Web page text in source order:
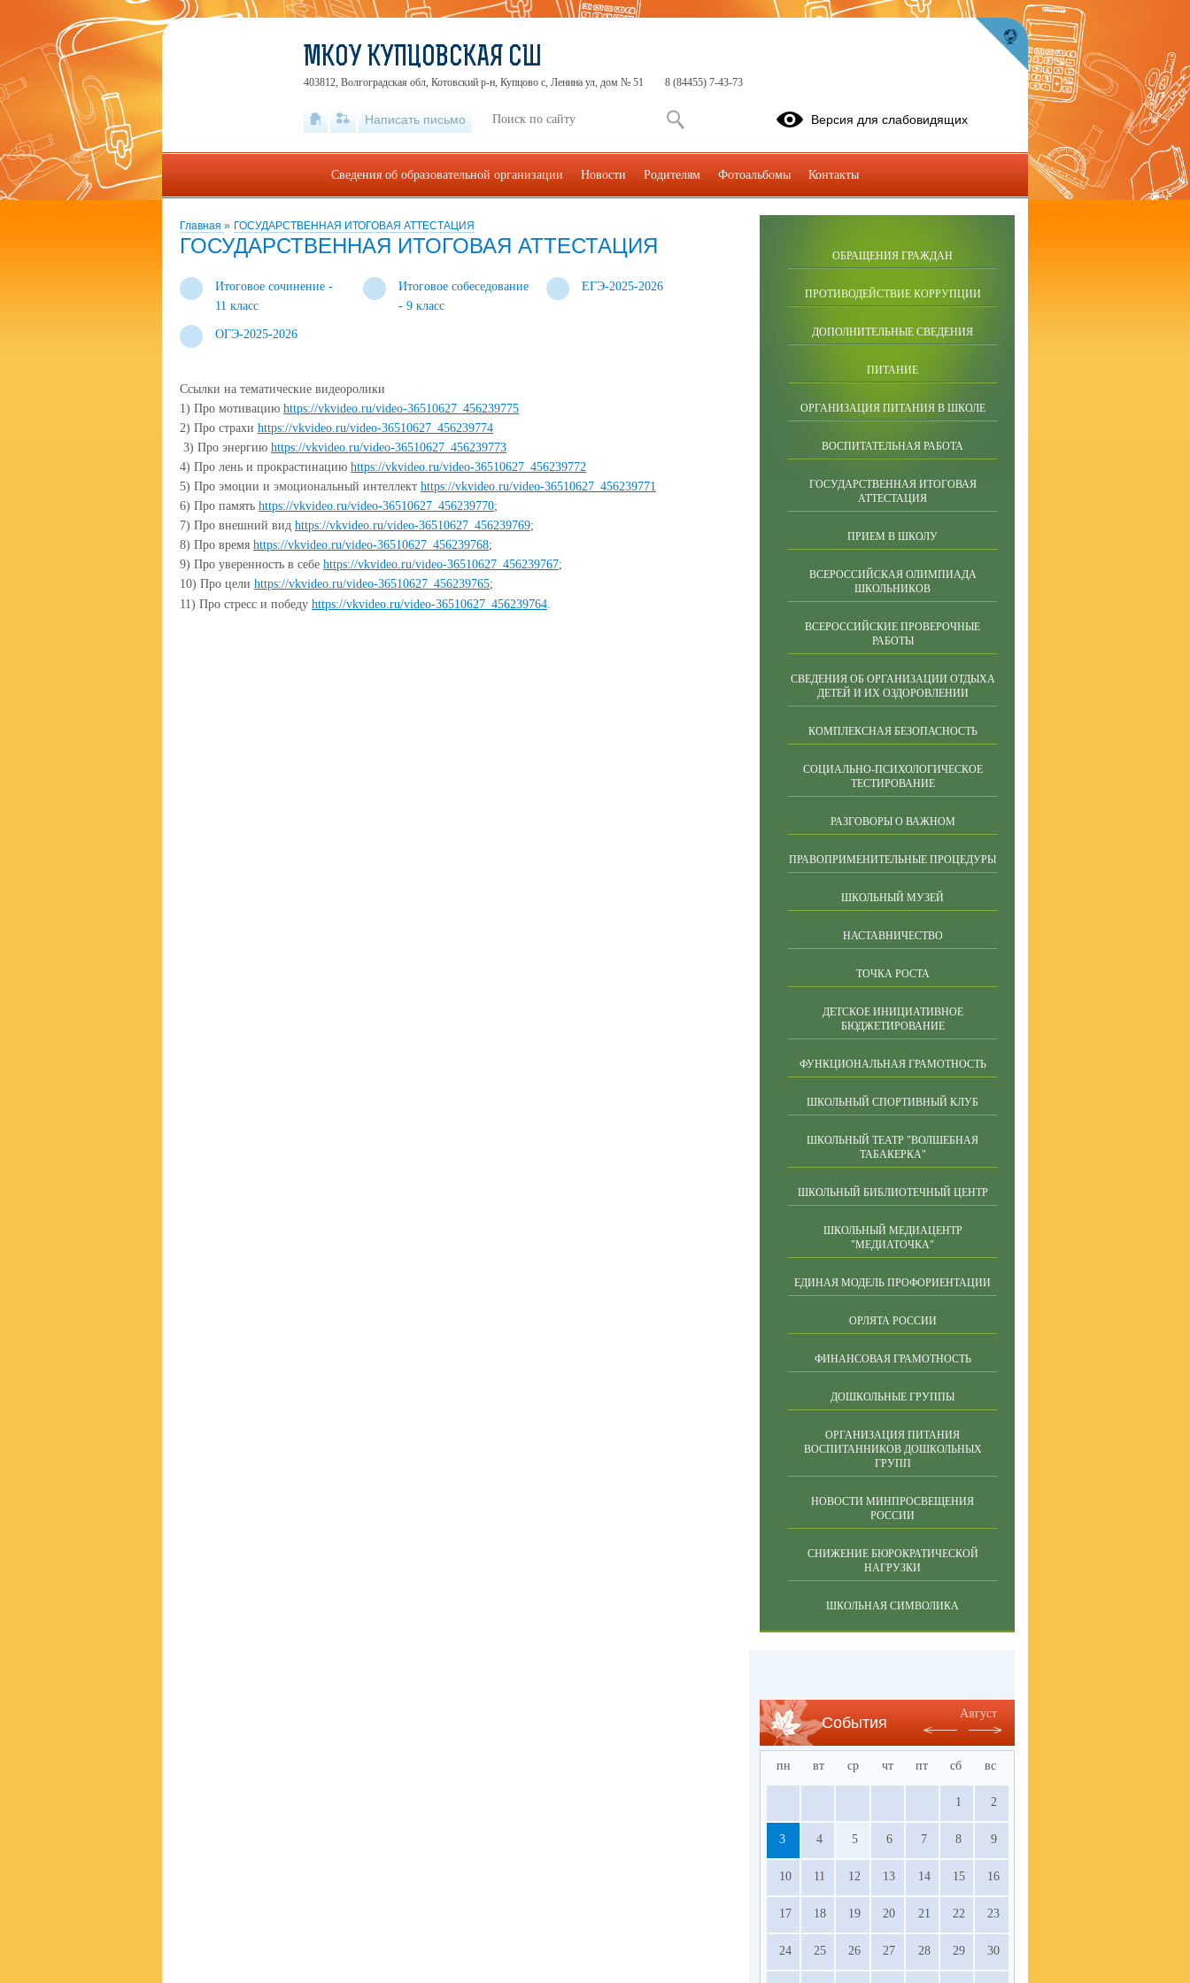
Главная » ГОСУДАРСТВЕННАЯ ИТОГОВАЯ АТТЕСТАЦИЯ
ГОСУДАРСТВЕННАЯ ИТОГОВАЯ АТТЕСТАЦИЯ
Итоговое сочинение -
11 класс
Итоговое собеседование
- 9 класс
ЕГЭ-2025-2026
ОГЭ-2025-2026
Ссылки на тематические видеоролики
1) Про мотивацию https://vkvideo.ru/video-36510627_456239775
2) Про страхи https://vkvideo.ru/video-36510627_456239774
3) Про энергию https://vkvideo.ru/video-36510627_456239773
4) Про лень и прокрастинацию https://vkvideo.ru/video-36510627_456239772
5) Про эмоции и эмоциональный интеллект https://vkvideo.ru/video-36510627_456239771
6) Про память https://vkvideo.ru/video-36510627_456239770;
7) Про внешний вид https://vkvideo.ru/video-36510627_456239769;
8) Про время https://vkvideo.ru/video-36510627_456239768;
9) Про уверенность в себе https://vkvideo.ru/video-36510627_456239767;
10) Про цели https://vkvideo.ru/video-36510627_456239765;
11) Про стресс и победу https://vkvideo.ru/video-36510627_456239764.
ОБРАЩЕНИЯ ГРАЖДАН
ПРОТИВОДЕЙСТВИЕ КОРРУПЦИИ
ДОПОЛНИТЕЛЬНЫЕ СВЕДЕНИЯ
ПИТАНИЕ
ОРГАНИЗАЦИЯ ПИТАНИЯ В ШКОЛЕ
ВОСПИТАТЕЛЬНАЯ РАБОТА
ГОСУДАРСТВЕННАЯ ИТОГОВАЯ
АТТЕСТАЦИЯ
ПРИЕМ В ШКОЛУ
ВСЕРОССИЙСКАЯ ОЛИМПИАДА
ШКОЛЬНИКОВ
ВСЕРОССИЙСКИЕ ПРОВЕРОЧНЫЕ
РАБОТЫ
СВЕДЕНИЯ ОБ ОРГАНИЗАЦИИ ОТДЫХА
ДЕТЕЙ И ИХ ОЗДОРОВЛЕНИИ
КОМПЛЕКСНАЯ БЕЗОПАСНОСТЬ
СОЦИАЛЬНО-ПСИХОЛОГИЧЕСКОЕ
ТЕСТИРОВАНИЕ
РАЗГОВОРЫ О ВАЖНОМ
ПРАВОПРИМЕНИТЕЛЬНЫЕ ПРОЦЕДУРЫ
ШКОЛЬНЫЙ МУЗЕЙ
НАСТАВНИЧЕСТВО
ТОЧКА РОСТА
ДЕТСКОЕ ИНИЦИАТИВНОЕ
БЮДЖЕТИРОВАНИЕ
ФУНКЦИОНАЛЬНАЯ ГРАМОТНОСТЬ
ШКОЛЬНЫЙ СПОРТИВНЫЙ КЛУБ
ШКОЛЬНЫЙ ТЕАТР "ВОЛШЕБНАЯ
ТАБАКЕРКА"
ШКОЛЬНЫЙ БИБЛИОТЕЧНЫЙ ЦЕНТР
ШКОЛЬНЫЙ МЕДИАЦЕНТР
"МЕДИАТОЧКА"
ЕДИНАЯ МОДЕЛЬ ПРОФОРИЕНТАЦИИ
ОРЛЯТА РОССИИ
ФИНАНСОВАЯ ГРАМОТНОСТЬ
ДОШКОЛЬНЫЕ ГРУППЫ
ОРГАНИЗАЦИЯ ПИТАНИЯ
ВОСПИТАННИКОВ ДОШКОЛЬНЫХ
ГРУПП
НОВОСТИ МИНПРОСВЕЩЕНИЯ
РОССИИ
СНИЖЕНИЕ БЮРОКРАТИЧЕСКОЙ
НАГРУЗКИ
ШКОЛЬНАЯ СИМВОЛИКА
События
Август
пн вт ср чт пт сб вс
1 2
3 4 5 6 7 8 9
10 11 12 13 14 15 16
17 18 19 20 21 22 23
24 25 26 27 28 29 30
МКОУ КУПЦОВСКАЯ СШ
403812, Волгоградская обл, Котовский р-н, Купцово с, Ленина ул, дом № 51 8 (84455) 7-43-73
Написать письмо Версия для слабовидящих
Сведения об образовательной организации Новости Родителям Фотоальбомы Контакты